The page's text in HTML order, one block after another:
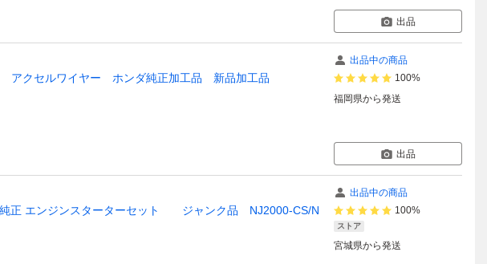
出品
クセルワイヤー ホンダ純正加工品 新品加工品
出品中の商品
100%
福岡県から発送
出品
純正 エンジンスターターセット ジャンク品 NJ2000-CS/N
出品中の商品
100%
ストア
宮城県から発送